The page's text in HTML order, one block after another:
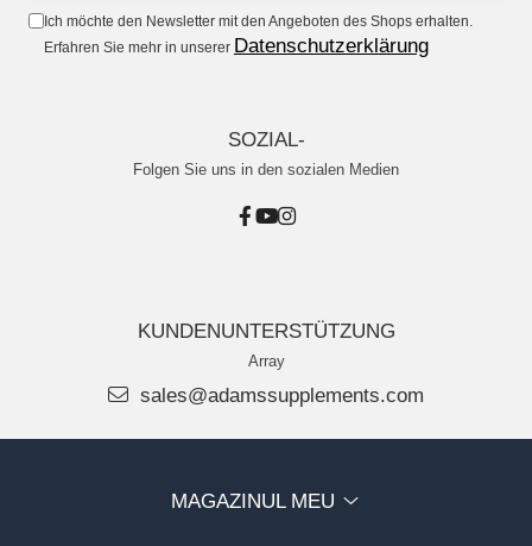
Ich möchte den Newsletter mit den Angeboten des Shops erhalten.
Erfahren Sie mehr in unserer Datenschutzerklärung
SOZIAL-
Folgen Sie uns in den sozialen Medien
KUNDENUNTERSTÜTZUNG
Array
sales@adamssupplements.com
MAGAZINUL MEU